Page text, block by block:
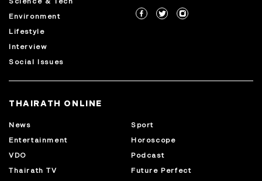
Environment
Lifestyle
Interview
Social Issues
THAIRATH ONLINE
News
Sport
Entertainment
Horoscope
VDO
Podcast
Thairath TV
Future Perfect